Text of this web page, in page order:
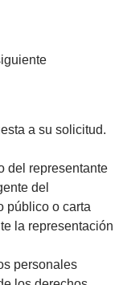
a su solicitud.
del representante
del
público o carta
la representación
personales